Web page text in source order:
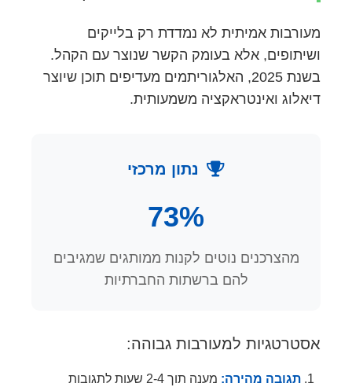
מעורבות אמיתית לא נמדדת רק בלייקים
ושיתופים, אלא בעומק הקשר שנוצר עם הקהל.
בשנת 2025, האלגוריתמים מעדיפים תוכן שיוצר
דיאלוג ואינטראקציה משמעותית.
נתון מרכזי
73%
מהצרכנים נוטים לקנות ממותגים שמגיבים
להם ברשתות החברתיות
אסטרטגיות למעורבות גבוהה:
תגובה מהירה:
מענה תוך 2-4 שעות לתגובות